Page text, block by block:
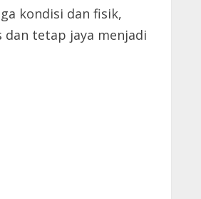
kondisi dan fisik,
dan tetap jaya menjadi